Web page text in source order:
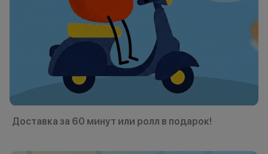
Доставка за 60 минут или ролл в подарок!